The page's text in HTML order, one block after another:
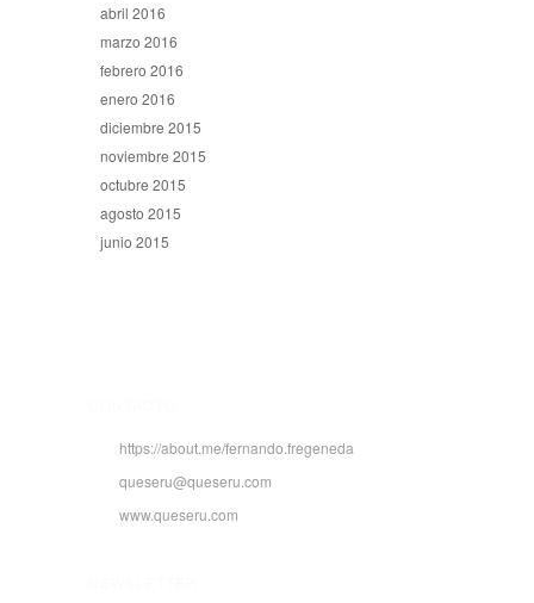
abril 2016
marzo 2016
febrero 2016
enero 2016
diciembre 2015
noviembre 2015
octubre 2015
agosto 2015
junio 2015
https://about.me/fernando.fregeneda
queseru@queseru.com
www.queseru.com